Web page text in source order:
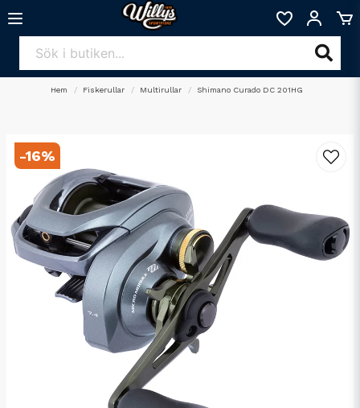
Hem Fiskerullar Multirullar Shimano Curado DC 201HG
-16%